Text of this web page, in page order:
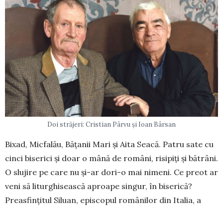
Doi străjeri: Cristian Pârvu și Ioan Bârsan
Bixad, Micfalău, Bățanii Mari și Aita Seacă. Patru sate cu
cinci biserici și doar o mână de ro­mâni, risipiți și bătrâni.
O slujire pe care nu și-ar dori-o mai nimeni. Ce preot ar
veni să liturghi­sească aproape singur, în biserică?
Preasfințitul Siluan, episcopul românilor din Italia, a